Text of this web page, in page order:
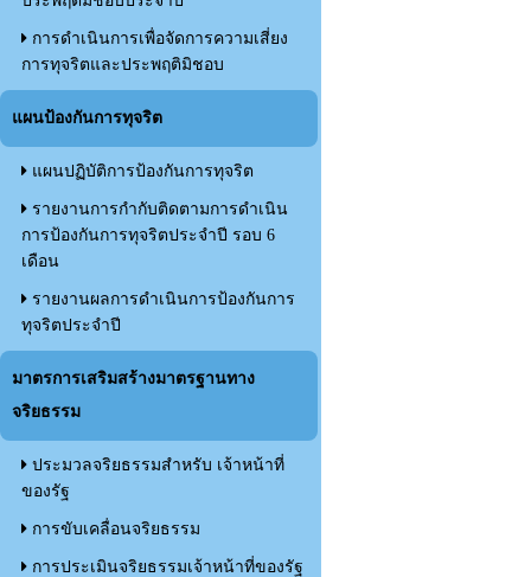
การดำเนินการเพื่อจัดการความเสี่ยง
การทุจริตและประพฤติมิชอบ
แผนป้องกันการทุจริต
แผนปฏิบัติการป้องกันการทุจริต
รายงานการกำกับติดตามการดำเนิน
การป้องกันการทุจริตประจำปี รอบ 6
เดือน
รายงานผลการดำเนินการป้องกันการ
ทุจริตประจำปี
มาตรการเสริมสร้างมาตรฐานทาง
จริยธรรม
ประมวลจริยธรรมสำหรับ เจ้าหน้าที่
ของรัฐ
การขับเคลื่อนจริยธรรม
การประเมินจริยธรรมเจ้าหน้าที่ของรัฐ